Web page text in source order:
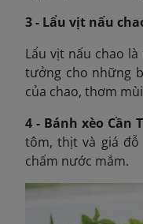
3 - Lẩu vịt nấu
Lẩu vịt nấu chao
tưởng cho những
của chao, thơm
4 - Bánh xèo Cần
tôm, thịt và giá đỗ
chấm nước mắm.